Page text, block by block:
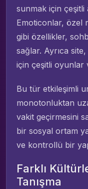
sunmak için
Emoticonlar, özel
gibi özellikler,
sağlar. Ayrıca site,
için çeşitli oyunlar
Bu tür etkileşimli
monotonluktan
vakit geçirmesini
bir sosyal ortam
ve kontrollü bir
Farklı
Tanışma